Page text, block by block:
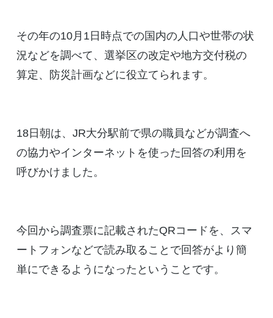
その年の10月1日時点での国内の人口や世帯の状
況などを調べて、選挙区の改定や地方交付税の
算定、防災計画などに役立てられます。
18日朝は、JR大分駅前で県の職員などが調査へ
の協力やインターネットを使った回答の利用を
呼びかけました。
今回から調査票に記載されたQRコードを、スマ
ートフォンなどで読み取ることで回答がより簡
単にできるようになったということです。